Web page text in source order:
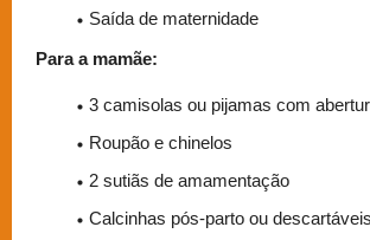
Saída de maternidade
Para a mamãe:
3 camisolas ou pijamas com
Roupão e chinelos
2 sutiãs de amamentação
Calcinhas pós-parto ou descartáveis